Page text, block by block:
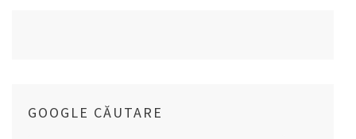
GOOGLE CĂUTARE